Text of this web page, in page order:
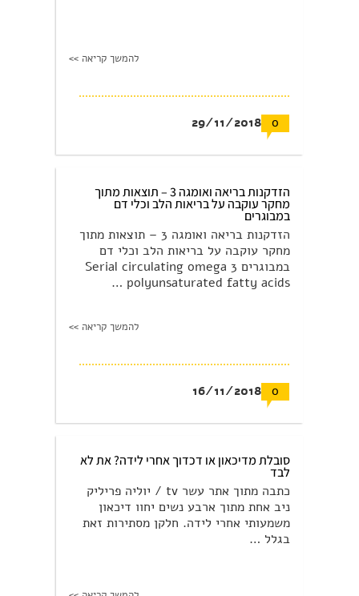
להמשך קריאה >>
0
29/11/2018
הזדקנות בריאה ואומגה 3 – תוצאות מתוך
מחקר עוקבה על בריאות הלב וכלי דם
במבוגרים
הזדקנות בריאה ואומגה 3 – תוצאות מתוך
מחקר עוקבה על בריאות הלב וכלי דם
במבוגרים Serial circulating omega 3
polyunsaturated fatty acids …
להמשך קריאה >>
0
16/11/2018
סובלת מדיכאון או דכדוך אחרי לידה? את לא
לבד
כתבה מתוך אתר עשר tv / יוליה פריליק
ניב אחת מתוך ארבע נשים יחוו דיכאון
משמעותי אחרי לידה. חלקן מסתירות זאת
בגלל …